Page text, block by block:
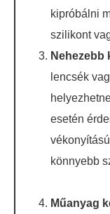
kipróbálni
szilikont
Nehezebb
lencsék
esetén
könnyebb
Műanyag